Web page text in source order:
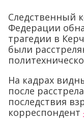
Следственный
Федерации
трагедии в
были
На кадрах
после
последствия
корреспондент